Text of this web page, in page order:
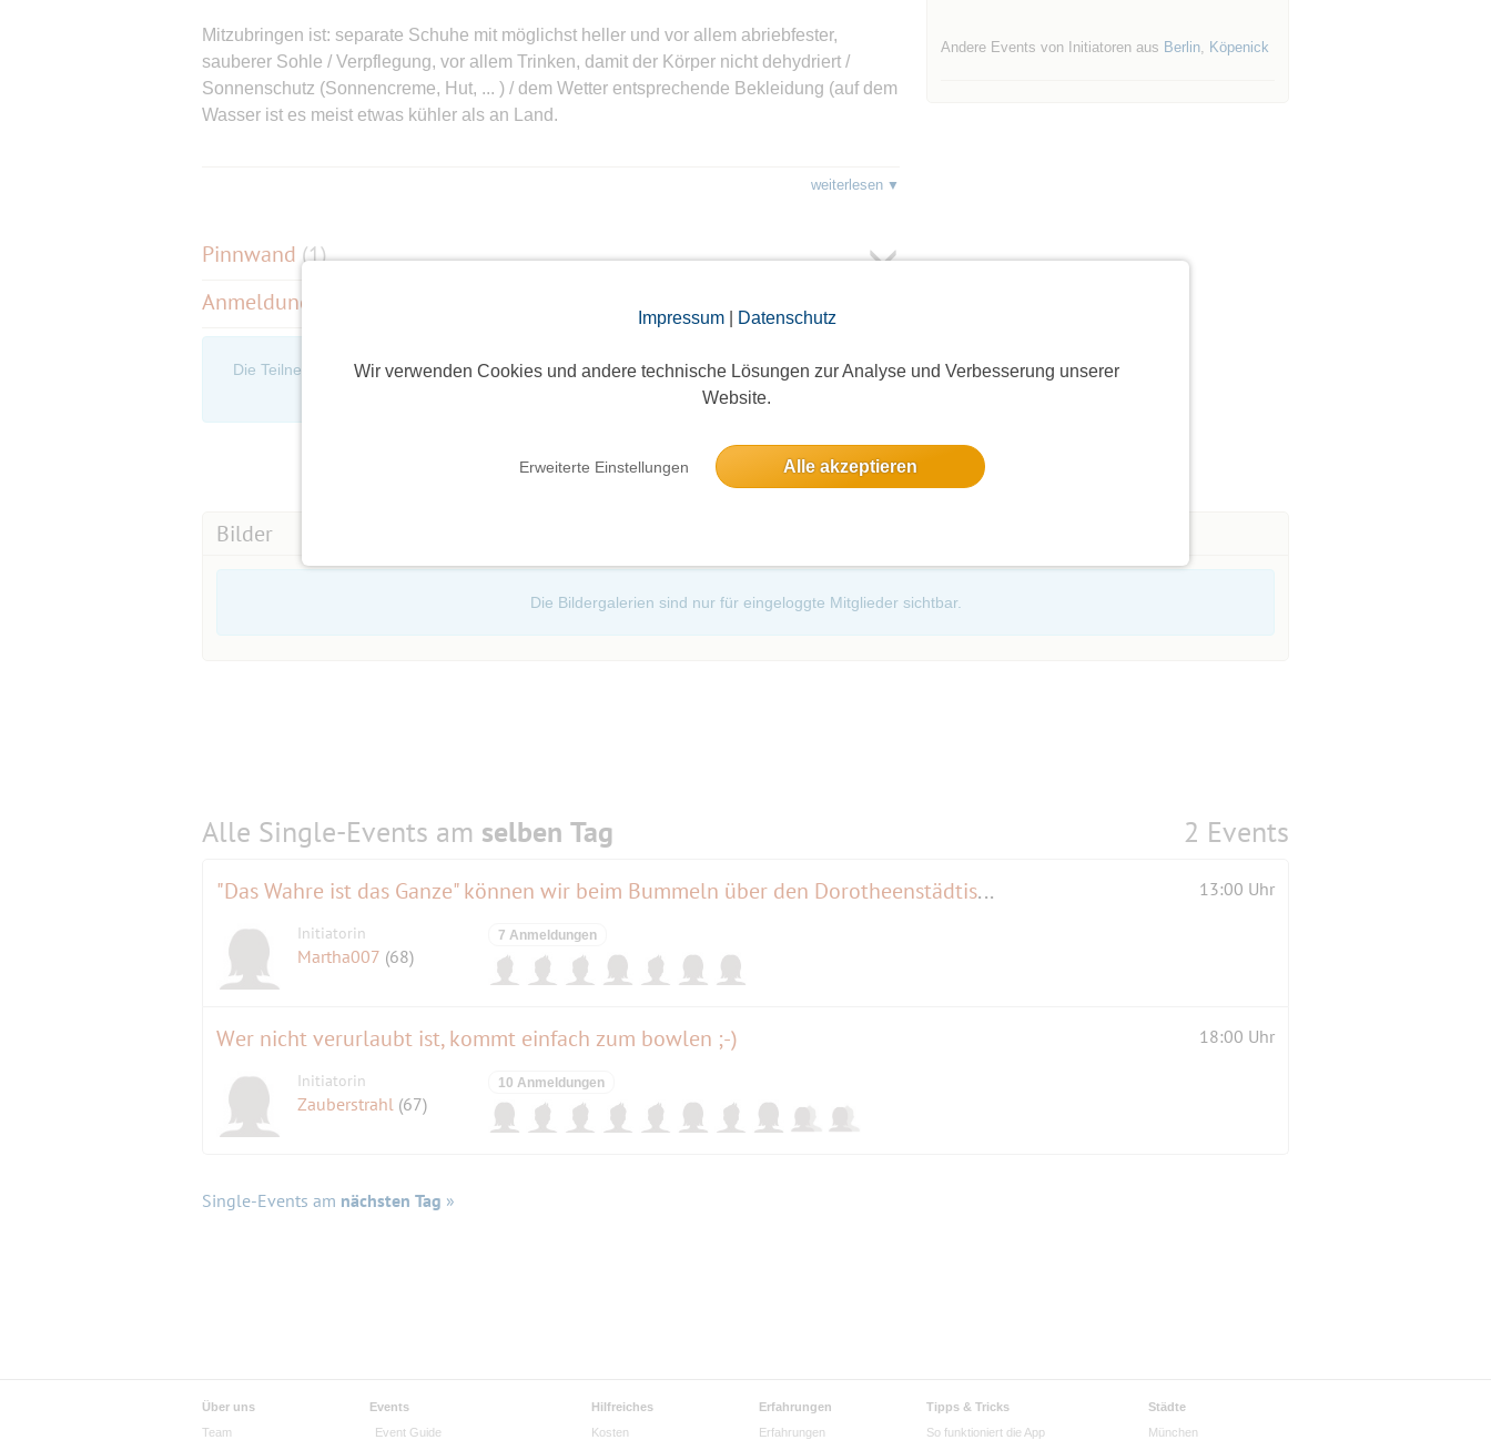
Impressum| Datenschutz
Wir verwenden Cookies und andere technische Lösungen zur Analyse und Verbesserung unserer
Website.
Erweiterte Einstellungen Alle akzeptieren
Mitzubringen ist: separate Schuhe mit möglichst heller und vor allem abriebfester,
sauberer Sohle / Verpflegung, vor allem Trinken, damit der Körper nicht dehydriert /
Sonnenschutz (Sonnencreme, Hut, ... ) / dem Wetter entsprechende Bekleidung (auf dem
Wasser ist es meist etwas kühler als an Land.
Auffrischungskurse nach Absprache an ..... bitte weitersagen !!!
Ich freue mich auf einen interessanten Tag mit euch.
weiterlesen
Pinnwand (1)
Anmeldungen
Die Teilnehmerliste ist nur für eingeloggte Mitglieder sichtbar. Log dich ein oder melde dich
Andere Events von Initiatoren aus Berlin, Köpenick
Bilder
Die Bildergalerien sind nur für eingeloggte Mitglieder sichtbar.
Alle Single-Events am selben Tag 2 Events
"Das Wahre ist das Ganze" können wir beim Bummeln über den Dorotheenstädtischen "verhandeln" 13:00 Uhr
Initiatorin
Martha007 (68)
7 Anmeldungen
Wer nicht verurlaubt ist, kommt einfach zum bowlen ;-) 18:00 Uhr
Initiatorin
Zauberstrahl (67)
10 Anmeldungen
Single-Events am nächsten Tag »
Über uns
Team
Events
Event Guide
Hilfreiches
Kosten
Erfahrungen
Erfahrungen
Tipps & Tricks
So funktioniert die App
Städte
München